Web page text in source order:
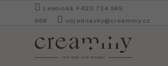
Lesnická +420 724 349
968
objednavky@creammy.cz